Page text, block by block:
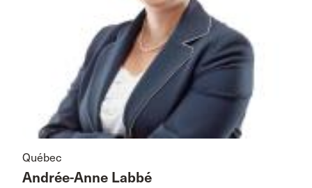
Québec
Andrée-Anne Labbé